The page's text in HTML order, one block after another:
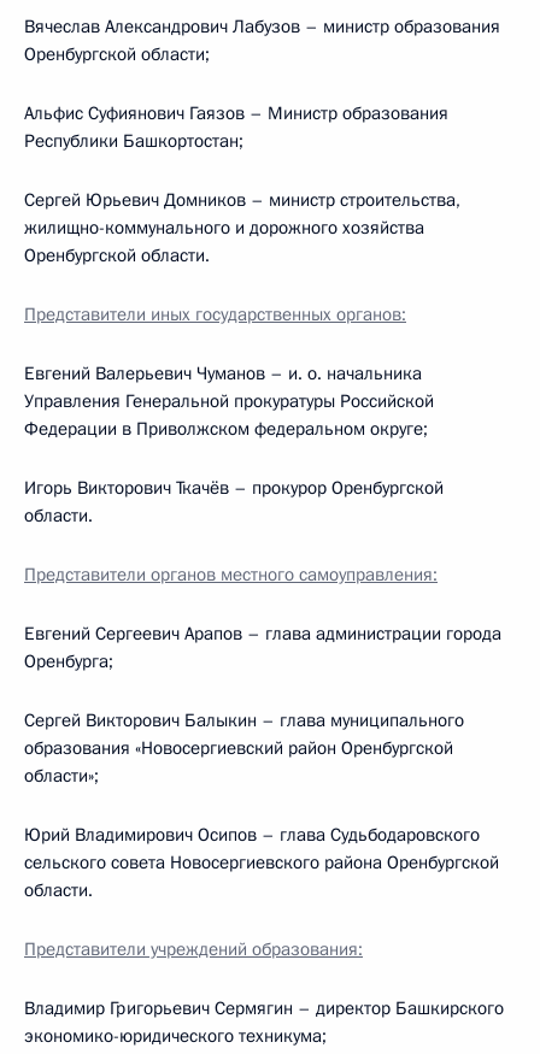
Вячеслав Александрович Лабузов – министр образования
Оренбургской области;
Альфис Суфиянович Гаязов – Министр образования
Республики Башкортостан;
Сергей Юрьевич Домников – министр строительства,
жилищно-коммунального и дорожного хозяйства
Оренбургской области.
Представители иных государственных органов:
Евгений Валерьевич Чуманов – и. о. начальника
Управления Генеральной прокуратуры Российской
Федерации в Приволжском федеральном округе;
Игорь Викторович Ткачёв – прокурор Оренбургской
области.
Представители органов местного самоуправления:
Евгений Сергеевич Арапов – глава администрации города
Оренбурга;
Сергей Викторович Балыкин – глава муниципального
образования «Новосергиевский район Оренбургской
области»;
Юрий Владимирович Осипов – глава Судьбодаровского
сельского совета Новосергиевского района Оренбургской
области.
Представители учреждений образования:
Владимир Григорьевич Сермягин – директор Башкирского
экономико-юридического техникума;